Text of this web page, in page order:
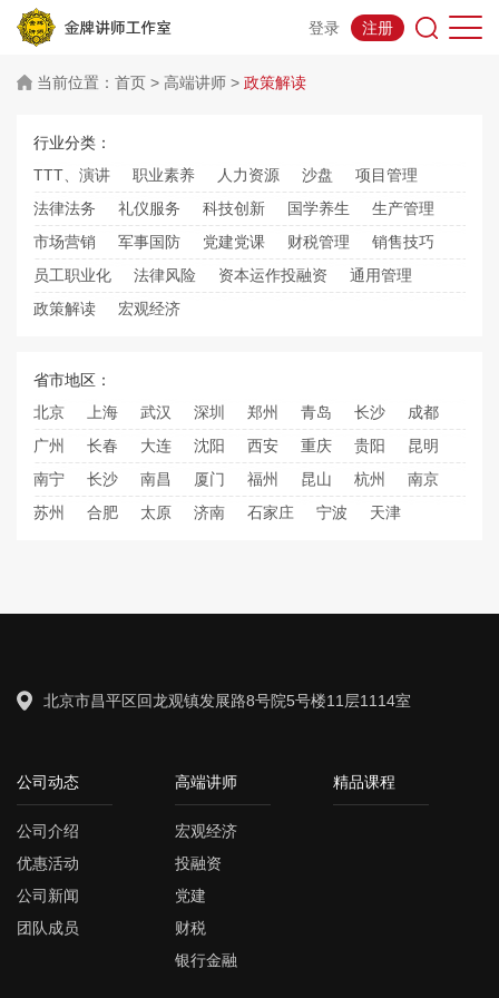
登录 注册
当前位置： 首页 > 高端讲师 > 政策解读
行业分类：
TTT、演讲
职业素养 人力资源 沙盘
项目管理
法律法务
礼仪服务 科技创新 国学养生
生产管理
市场营销
军事国防 党建党课 财税管理
销售技巧
员工职业化
法律风险 资本运作投融资
通用管理
政策解读
宏观经济
省市地区：
北京
上海 武汉 深圳 郑州 青岛 长沙
成都
广州
长春 大连 沈阳 西安 重庆 贵阳
昆明
南宁
长沙 南昌 厦门 福州 昆山 杭州
南京
苏州
合肥 太原 济南 石家庄 宁波 天津
北京市昌平区回龙观镇发展路8号院5号楼11层1114室
公司动态
公司介绍
优惠活动
公司新闻
团队成员
高端讲师
宏观经济
投融资
党建
财税
银行金融
精品课程